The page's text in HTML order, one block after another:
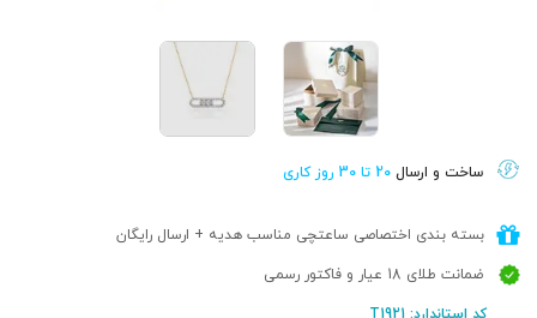
ساخت و ارسال 20 تا 30 روز کاری
بسته بندی اختصاصی ساعتچی مناسب هدیه + ارسال رایگان
ضمانت طلای 18 عیار و فاکتور رسمی
کد استاندارد: T1921